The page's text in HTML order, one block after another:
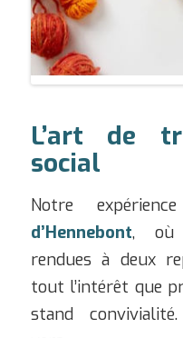
L’art de
social
Notre
d’Hennebont, où
rendues à deux
tout l’intérêt que
stand